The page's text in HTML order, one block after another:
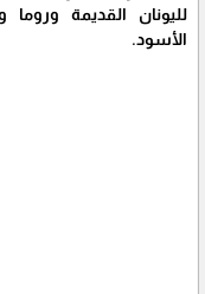
لليونان القديمة وروما
الأسود.